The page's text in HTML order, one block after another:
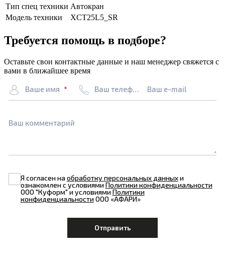
Тип спец техники Автокран
Модель техники
XCT25L5_SR
Требуется помощь в подборе?
Оставьте свои контактные данные и наш менеджер свяжется с
вами в ближайшее время
Ваше имя Ваш телефон Ваш e-mail
Ваш комментарий
Я согласен наобработку персональных данныхи
ознакомлен с условиямиПолитики конфиденциальности
ООО "Куформ" и условиямиПолитики
конфиденциальностиООО «АФАРИ»